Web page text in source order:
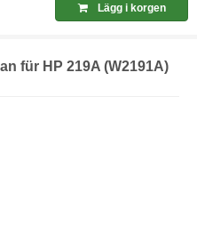
Lägg i korgen
für HP 219A (W2191A)